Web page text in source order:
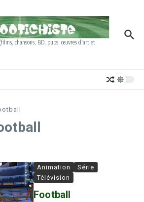
chansons, BD, pubs, œuvres d'art et
Animation
Série
Télévision
Football